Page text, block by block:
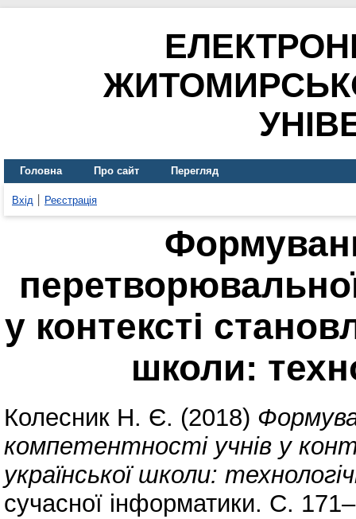
Головна Про сайт Перегляд
Вхід Реєстрація
у контексті
школи:
Колесник Н. Є. (2018)
компетентності учнів у
української школи:
сучасної інформатики. С.